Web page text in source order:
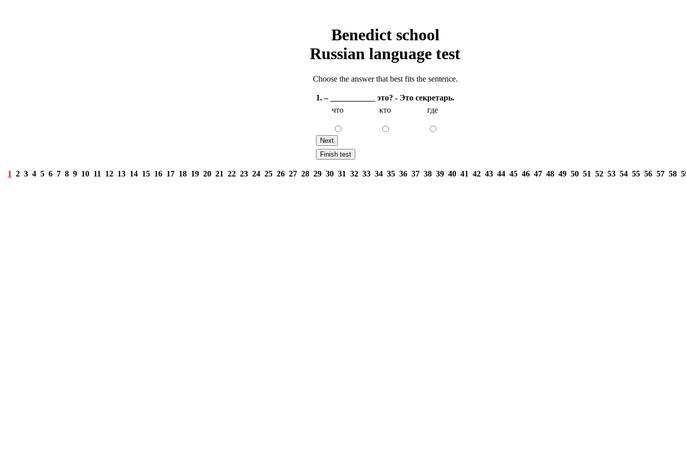
Benedict school
Russian language test
Choose the answer that best fits the sentence.
1. – ___________ это? - Это секретарь.
что
кто где
1 2 3 4 5 6 7 8 9 10 11 12 13 14 15 16 17 18 19 20 21 22 23 24 25 26 27 28 29 30 31 32 33 34 35 36 37 38 39 40 41 42 43 44 45 46 47 48 49 50 51 52 53 54 55 56 57 58